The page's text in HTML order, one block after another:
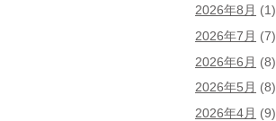
2026年8月 (1)
2026年7月 (7)
2026年6月 (8)
2026年5月 (8)
2026年4月 (9)